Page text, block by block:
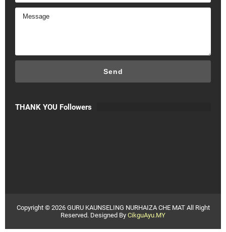
THANK YOU Followers
Copyright © 2026 GURU KAUNSELING NURHAIZA CHE MAT All Right
Reserved. Designed By CikguAyu.MY